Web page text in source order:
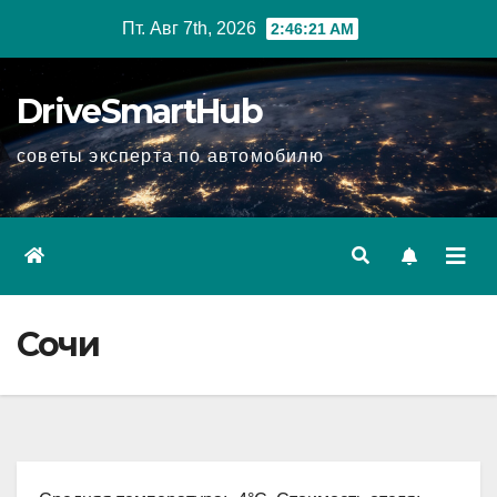
Пт. Авг 7th, 2026 2:46:22 AM
DriveSmartHub
советы эксперта по автомобилю
Сочи